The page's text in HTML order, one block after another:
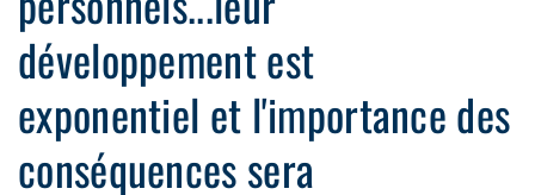
développement est
exponentiel et l'importance des
conséquences sera